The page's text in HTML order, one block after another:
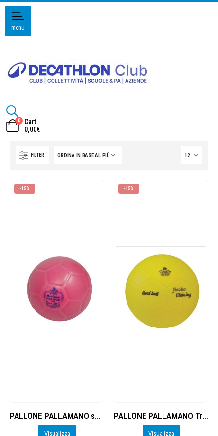
menu
0
Cart
0,00€
FILTER
-15%
PALLONE PALLAMANO supersoft e sicuro size 0
Visualizza
-15%
PALLONE PALLAMANO Trial in gomma monostrato Junior
Visualizza